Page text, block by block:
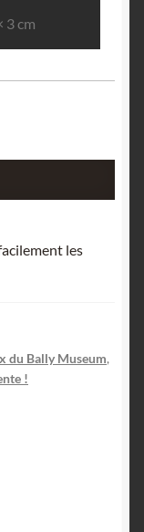
3 cm
les
du Bally Museum,
!